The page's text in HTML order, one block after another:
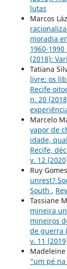
lutas
Marcos
moradia
1960-1990
(2018):
Tatiana
livre: os
Recife
n. 20
Marcelo
vapor de
idade,
Recife,
v. 12
Ruy
unrest?
South ,
Tassiane
mineira
mineiros
de guerra
v. 11
Madeleine
“um pé